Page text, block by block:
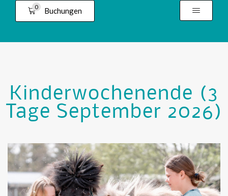
0 Buchungen
Kinderwochenende (3
Tage September 2026)